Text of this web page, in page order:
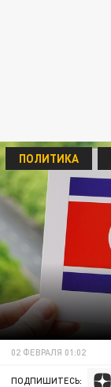
ПОЛИТИКА
02 ФЕВРАЛЯ 01:02
ПОДПИШИТЕСЬ: